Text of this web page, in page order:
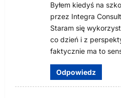
Byłem kiedyś na
przez Integra
Staram się
co dzień i z
faktycznie ma to
Odpowiedz